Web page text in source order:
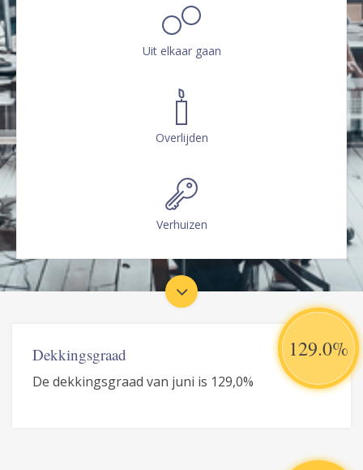
Uit elkaar gaan
Overlijden
Verhuizen
129.0%
Dekkingsgraad
De dekkingsgraad van juni is 129,0%